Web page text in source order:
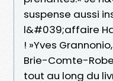
suspense aussi
l&#039;affaire
! »Yves
Brie-Comte-
tout au long du